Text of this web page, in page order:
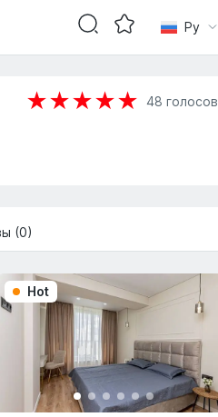
★
★
★
★
★ 48 голосов
(0)
Hot
Ру